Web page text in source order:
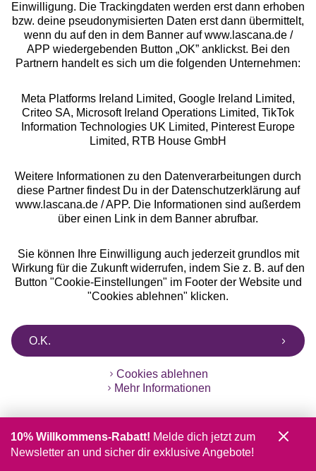
°Punkte sammeln
Beratung
Über uns
Rechtliches
Alle Preise inkl. MwSt., zzgl.
Einwilligung. Die Trackingdaten werden erst dann erhoben
bzw. deine pseudonymisierten Daten erst dann übermittelt,
wenn du auf den in dem Banner auf www.lascana.de /
APP wiedergebenden Button „OK” anklickst. Bei den
Partnern handelt es sich um die folgenden Unternehmen:
Meta Platforms Ireland Limited, Google Ireland Limited,
Criteo SA, Microsoft Ireland Operations Limited, TikTok
Information Technologies UK Limited, Pinterest Europe
Limited, RTB House GmbH
Weitere Informationen zu den Datenverarbeitungen durch
diese Partner findest Du in der Datenschutzerklärung auf
www.lascana.de / APP. Die Informationen sind außerdem
über einen Link in dem Banner abrufbar.
Sie können Ihre Einwilligung auch jederzeit grundlos mit
Wirkung für die Zukunft widerrufen, indem Sie z. B. auf den
Button "Cookie-Einstellungen" im Footer der Website und
"Cookies ablehnen" klicken.
O.K.
Cookies ablehnen
Mehr Informationen
10% Willkommens-Rabatt! Melde dich jetzt zum
Newsletter an und sicher dir exklusive Angebote!